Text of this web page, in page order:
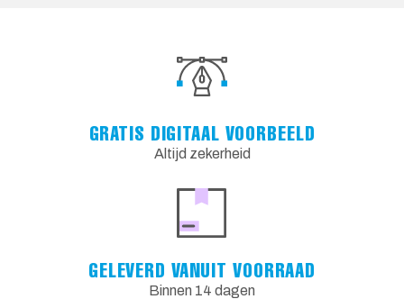
GRATIS DIGITAAL VOORBEELD
Altijd zekerheid
GELEVERD VANUIT VOORRAAD
Binnen 14 dagen